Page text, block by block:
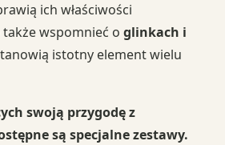
ich właściwości
wspomnieć o glinkach i
istotny element wielu
swoją przygodę z
są specjalne zestawy.